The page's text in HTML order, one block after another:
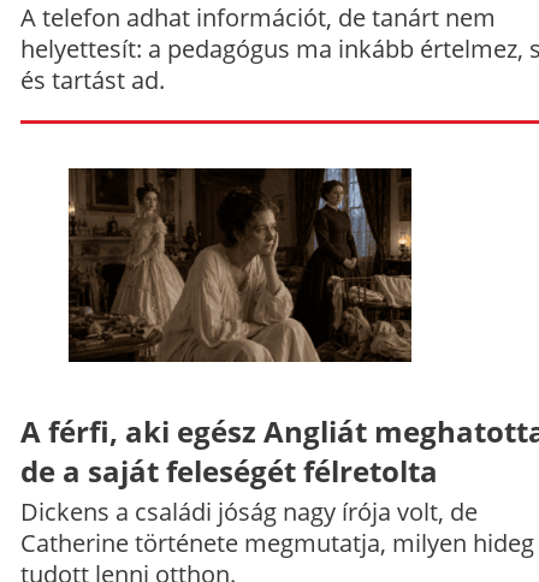
A telefon adhat információt, de tanárt nem
helyettesít: a pedagógus ma inkább értelmez,
és tartást ad.
A férfi, aki egész Angliát
de a saját feleségét félretolta
Dickens a családi jóság nagy írója volt, de
Catherine története megmutatja, milyen hideg
tudott lenni otthon.